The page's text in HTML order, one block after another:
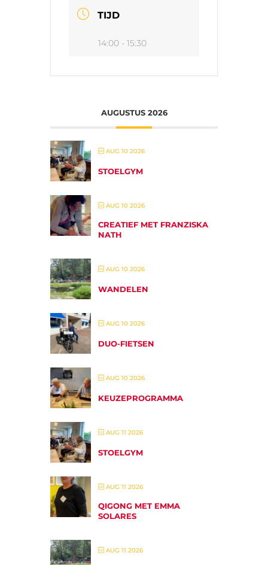
TIJD
14:00 - 15:30
AUGUSTUS 2026
AUG 10 2026
STOELGYM
AUG 10 2026
CREATIEF MET FRANZISKA
NATH
AUG 10 2026
WANDELEN
AUG 10 2026
DUO-FIETSEN
AUG 10 2026
KEUZEPROGRAMMA
AUG 11 2026
STOELGYM
AUG 11 2026
QIGONG MET EMMA
SOLARES
AUG 11 2026